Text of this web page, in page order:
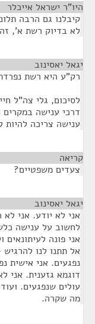
היו"ר ישראל אייכלר
קיבלנו גם הרבה
לא בדיוק רשת א',
יגאל יאסינוב
רק"ע היא רשת
לסיכום, גלי צה"ל
דרכי ענישה
ענישה צריכה
קריאה
צעדים משפטיים?
יגאל יאסינוב
אני לא יודע. אני
לחשוב על ענישה
אני פונה
אל תתנו לנו
נפגעים. אני אישית
דוגמא גזענית. אני
עולים שנפגעים.
מה שקרה.